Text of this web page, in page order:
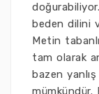
beden dilini
Metin
tam olarak
bazen yanlış
mümkündür.